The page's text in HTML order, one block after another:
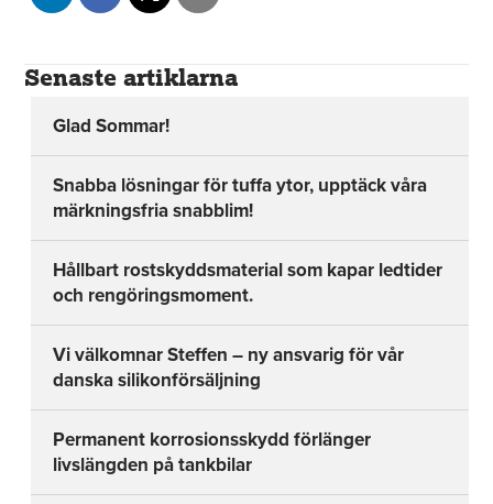
Senaste artiklarna
Glad Sommar!
Snabba lösningar för tuffa ytor, upptäck våra
märkningsfria snabblim!
Hållbart rostskyddsmaterial som kapar ledtider
och rengöringsmoment.
Vi välkomnar Steffen – ny ansvarig för vår
danska silikonförsäljning
Permanent korrosionsskydd förlänger
livslängden på tankbilar